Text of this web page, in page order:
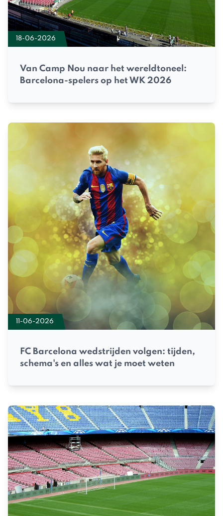
18-06-2026
Van Camp Nou naar het wereldtoneel:
Barcelona-spelers op het WK 2026
11-06-2026
FC Barcelona wedstrijden volgen: tijden,
schema's en alles wat je moet weten